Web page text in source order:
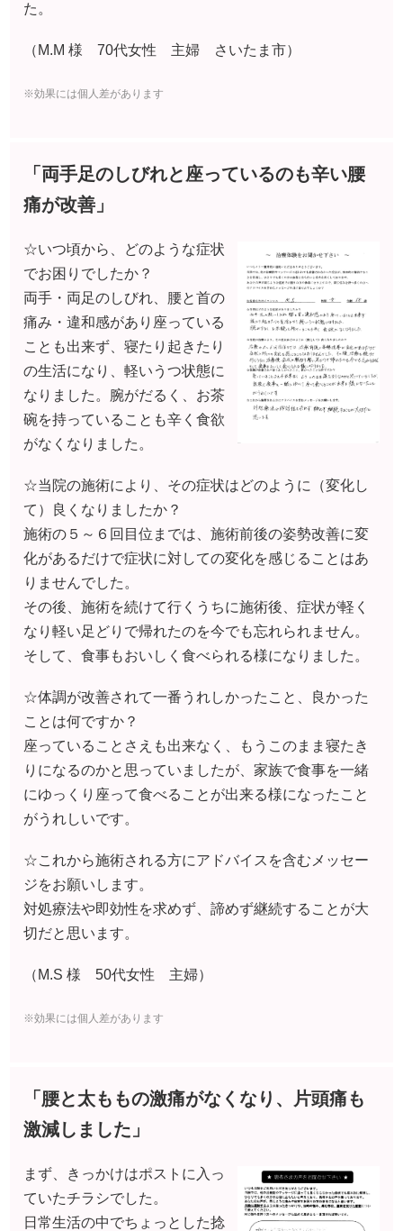
た。
（M.M 様 70代女性 主婦 さいたま市）
※効果には個人差があります
「両手足のしびれと座っているのも辛い腰
痛が改善」
☆いつ頃から、どのような症状
でお困りでしたか？
両手・両足のしびれ、腰と首の
痛み・違和感があり座っている
ことも出来ず、寝たり起きたり
の生活になり、軽いうつ状態に
なりました。腕がだるく、お茶
碗を持っていることも辛く食欲
がなくなりました。
☆当院の施術により、その症状はどのように（変化し
て）良くなりましたか？
施術の５～６回目位までは、施術前後の姿勢改善に変
化があるだけで症状に対しての変化を感じることはあ
りませんでした。
その後、施術を続けて行くうちに施術後、症状が軽く
なり軽い足どりで帰れたのを今でも忘れられません。
そして、食事もおいしく食べられる様になりました。
☆体調が改善されて一番うれしかったこと、良かった
ことは何ですか？
座っていることさえも出来なく、もうこのまま寝たき
りになるのかと思っていましたが、家族で食事を一緒
にゆっくり座って食べることが出来る様になったこと
がうれしいです。
☆これから施術される方にアドバイスを含むメッセー
ジをお願いします。
対処療法や即効性を求めず、諦めず継続することが大
切だと思います。
（M.S 様 50代女性 主婦）
※効果には個人差があります
「腰と太ももの激痛がなくなり、片頭痛も
激減しました」
まず、きっかけはポストに入っ
ていたチラシでした。
日常生活の中でちょっとした捻